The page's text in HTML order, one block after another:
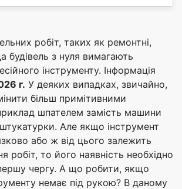
робіт, таких як ремонтні,
будівель з нуля вимагають
інструменту. Інформація
г. У деяких випадках, звичайно,
більш примітивними
шпателем замість машини
Але якщо інструмент
або ж від цього залежить
робіт, то його наявність необхідно
чергу. А що робити, якщо
немає під рукою? В даному